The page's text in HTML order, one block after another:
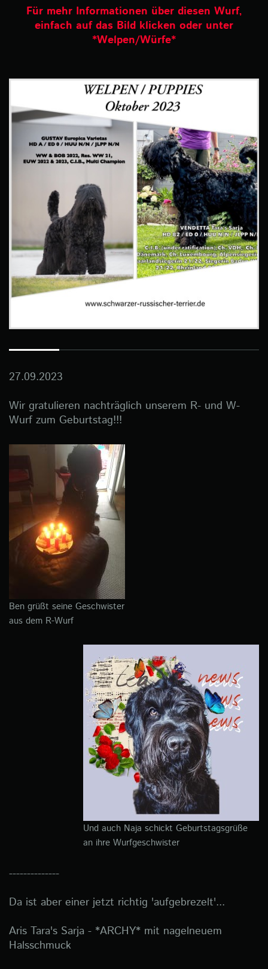
Für mehr Informationen über diesen Wurf,
einfach auf das Bild klicken oder unter
*Welpen/Würfe*
27.09.2023
Wir gratulieren nachträglich unserem R- und W-
Wurf zum Geburtstag!!!
Ben grüßt seine Geschwister
aus dem R-Wurf
Und auch Naja schickt Geburtstagsgrüße
an ihre Wurfgeschwister
--------------
Da ist aber einer jetzt richtig 'aufgebrezelt'...
Aris Tara's Sarja - *ARCHY* mit nagelneuem
Halsschmuck